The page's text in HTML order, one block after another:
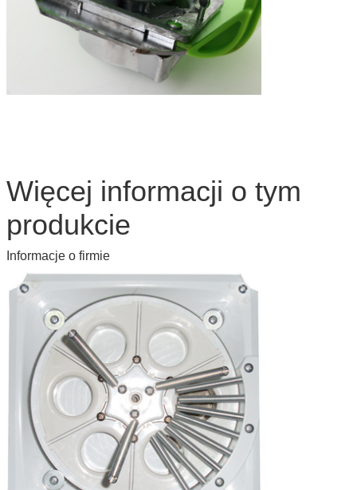
Więcej informacji o tym
produkcie
Informacje o firmie